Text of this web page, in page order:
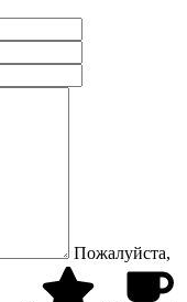
Пожалуйста,